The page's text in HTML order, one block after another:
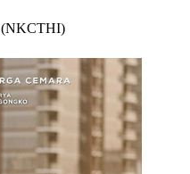
(NKCTHI)